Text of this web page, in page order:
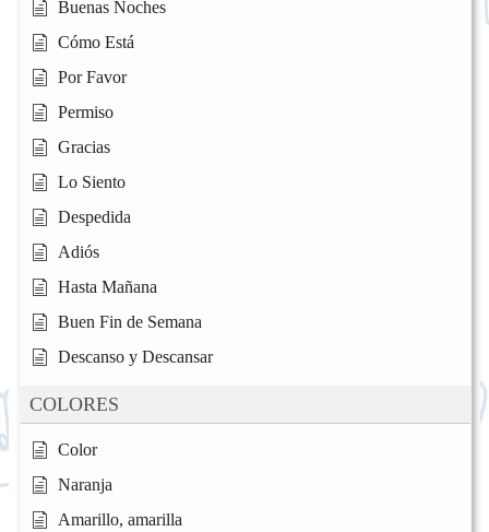
Buenas Noches
Cómo Está
Por Favor
Permiso
Gracias
Lo Siento
Despedida
Adiós
Hasta Mañana
Buen Fin de Semana
Descanso y Descansar
COLORES
Color
Naranja
Amarillo, amarilla